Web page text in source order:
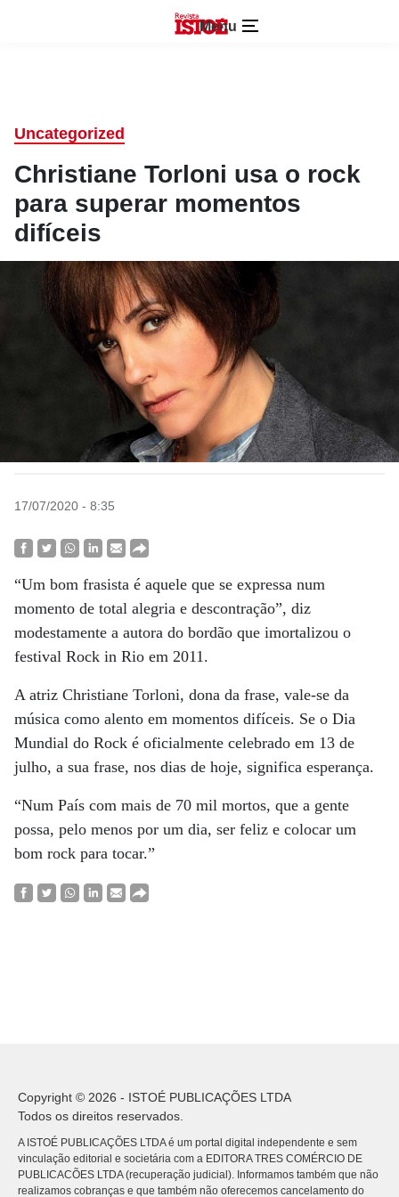
Menu
Uncategorized
Christiane Torloni usa o rock
para superar momentos
difíceis
17/07/2020 - 8:35
“Um bom frasista é aquele que se expressa num
momento de total alegria e descontração”, diz
modestamente a autora do bordão que imortalizou o
festival Rock in Rio em 2011.
A atriz Christiane Torloni, dona da frase, vale-se da
música como alento em momentos difíceis. Se o Dia
Mundial do Rock é oficialmente celebrado em 13 de
julho, a sua frase, nos dias de hoje, significa esperança.
“Num País com mais de 70 mil mortos, que a gente
possa, pelo menos por um dia, ser feliz e colocar um
bom rock para tocar.”
Copyright © 2026 - ISTOÉ PUBLICAÇÕES LTDA
Todos os direitos reservados.
A ISTOÉ PUBLICAÇÕES LTDA é um portal digital independente e sem
vinculação editorial e societária com a EDITORA TRES COMÉRCIO DE
PUBLICACÕES LTDA (recuperação judicial). Informamos também que não
realizamos cobranças e que também não oferecemos cancelamento do